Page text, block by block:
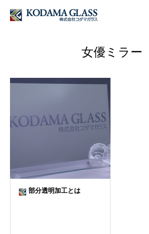
女優ミラー